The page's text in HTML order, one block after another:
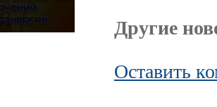
Другие
Оставить